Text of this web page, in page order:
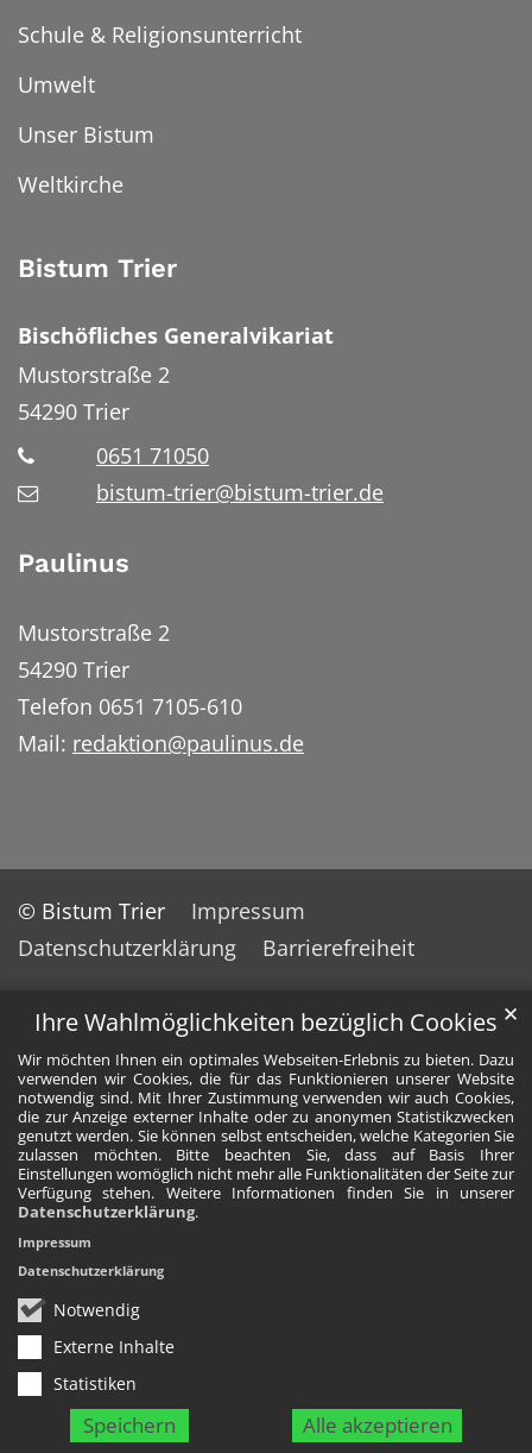
Ihre Wahlmöglichkeiten bezüglich Cookies
Wir möchten Ihnen ein optimales Webseiten-Erlebnis zu bieten. Dazu
verwenden wir Cookies, die für das Funktionieren unserer Website
notwendig sind. Mit Ihrer Zustimmung verwenden wir auch Cookies,
die zur Anzeige externer Inhalte oder zu anonymen Statistikzwecken
genutzt werden. Sie können selbst entscheiden, welche Kategorien Sie
zulassen möchten. Bitte beachten Sie, dass auf Basis Ihrer
Einstellungen womöglich nicht mehr alle Funktionalitäten der Seite zur
Verfügung stehen. Weitere Informationen finden Sie in unserer
Datenschutzerklärung.
Notwendig
Externe Inhalte
Statistiken
Speichern Alle akzeptieren
✕
Impressum
Datenschutzerklärung
Schule & Religionsunterricht
Umwelt
Unser Bistum
Weltkirche
Bistum Trier
Bischöfliches Generalvikariat
Mustorstraße 2
54290 Trier
0651 71050
bistum-trier@bistum-trier.de
Paulinus
Mustorstraße 2
54290 Trier
Telefon 0651 7105-610
Mail: redaktion@paulinus.de
© Bistum Trier
Impressum
Datenschutzerklärung
Barrierefreiheit